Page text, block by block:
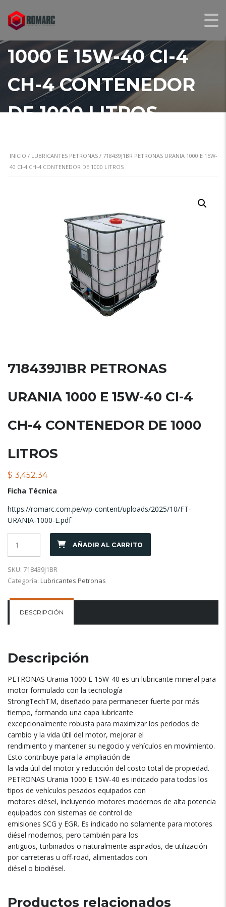
PETRONAS URANIA
1000 E 15W-40 CI-4
CH-4 CONTENEDOR
DE 1000 LITROS
INICIO / LUBRICANTES PETRONAS / 718439J1BR PETRONAS URANIA 1000 E 15W-
40 CI-4 CH-4 CONTENEDOR DE 1000 LITROS
718439J1BR PETRONAS
URANIA 1000 E 15W-40 CI-4
CH-4 CONTENEDOR DE 1000
LITROS
$ 3,452.34
Ficha Técnica
https://romarc.com.pe/wp-content/uploads/2025/10/FT-
URANIA-1000-E.pdf
AÑADIR AL CARRITO
SKU: 718439J1BR
Categoría: Lubricantes Petronas
DESCRIPCIÓN
Descripción
PETRONAS Urania 1000 E 15W-40 es un lubricante mineral para
motor formulado con la tecnología
StrongTechTM, diseñado para permanecer fuerte por más
tiempo, formando una capa lubricante
excepcionalmente robusta para maximizar los períodos de
cambio y la vida útil del motor, mejorar el
rendimiento y mantener su negocio y vehículos en movimiento.
Esto contribuye para la ampliación de
la vida útil del motor y reducción del costo total de propiedad.
PETRONAS Urania 1000 E 15W-40 es indicado para todos los
tipos de vehículos pesados equipados con
motores diésel, incluyendo motores modernos de alta potencia
equipados con sistemas de control de
emisiones SCG y EGR. Es indicado no solamente para motores
diésel modernos, pero también para los
antiguos, turbinados o naturalmente aspirados, de utilización
por carreteras u off-road, alimentados con
diésel o biodiésel.
Productos relacionados